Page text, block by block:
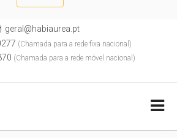
geral@habiaurea.pt
(Chamada para a rede fixa nacional)
(Chamada para a rede móvel nacional)